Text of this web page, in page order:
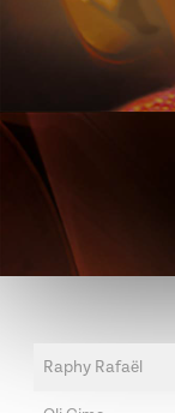
Raphy Rafaël